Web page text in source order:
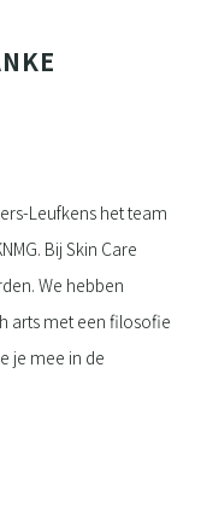
Leufkens het team
Bij Skin Care
We hebben
arts met een filosofie
je mee in de